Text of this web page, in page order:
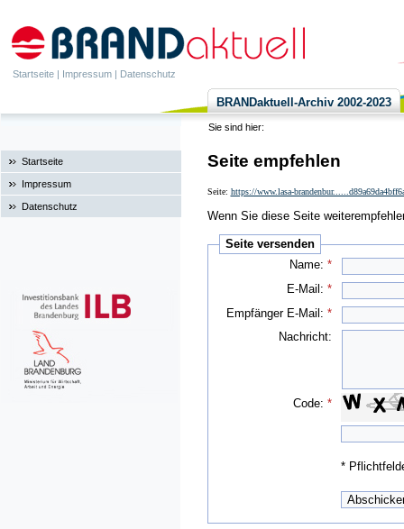
Startseite | Impressum | Datenschutz
BRANDaktuell-Archiv 2002-2023
Sie sind hier:
Startseite
Impressum
Datenschutz
Seite empfehlen
Seite: https://www.lasa-
Wenn Sie diese Seite
Seite versenden
Name:*
E-Mail:*
Empfänger E-Mail:*
Nachricht:
Code:*
*